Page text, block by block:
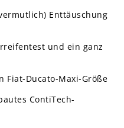
Enttäuschung
und ein ganz
Fiat-Ducato-Maxi-Größe
ContiTech-